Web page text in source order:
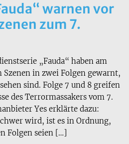
warnen vor
zum 7.
„Fauda“ haben am
in zwei Folgen gewarnt,
sind. Folge 7 und 8 greifen
des Terrormassakers vom 7.
Yes erklärte dazu:
wird, ist es in Ordnung,
Folgen seien […]